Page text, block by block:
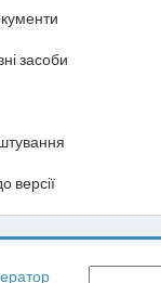
засоби
версії